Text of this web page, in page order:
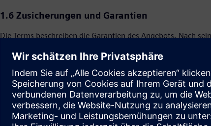
1.6 Zusicherungen und Garantien
Die Terms beschreiben die Garantien des Angebots. Nach
Garantien oder Verpflichtungen geben, die der Partner
Verpflichtungen nicht Siemens zuzurechnen sind. Der
von Kunden oder Dritten zu verteidigen, die sich aus oder
Verpflichtungen des Partners ergeben.
1.7 Meldung und Verkauf von Piraterie
Der Partner wird sich nicht direkt mit Fällen vermuteter